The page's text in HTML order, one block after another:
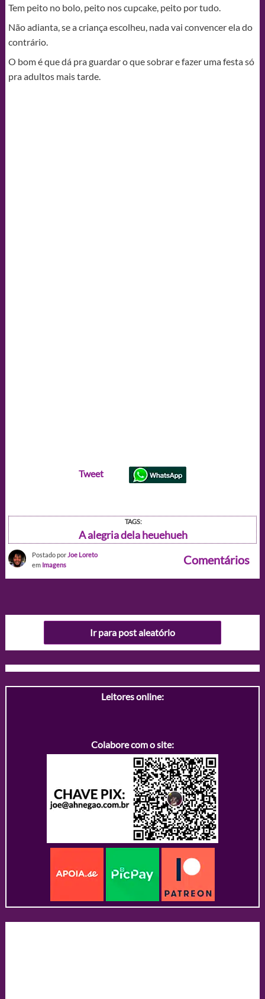
Tem peito no bolo, peito nos cupcake, peito por tudo.
Não adianta, se a criança escolheu, nada vai convencer ela do
contrário.
O bom é que dá pra guardar o que sobrar e fazer uma festa só
pra adultos mais tarde.
Tweet
TAGS:
A alegria dela heuehueh
Postado por Joe Loreto
em Imagens Comentários
Ir para post aleatório
Leitores online:
Colabore com o site: